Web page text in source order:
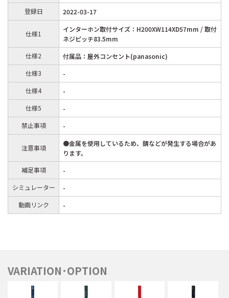
登録日
2022-03-17
仕様1
インターホン取付サイズ：H200XW114XD57mm / 取付
ネジピッチ83.5mm
仕様2
付属品：屋外コンセント(panasonic)
仕様3
-
仕様4
-
仕様5
-
禁止事項
-
注意事項
●金属を使用しているため、錆などが発生する場合があ
ります。
補足事項
-
シミュレーター
-
動画リンク
-
VARIATION･OPTION